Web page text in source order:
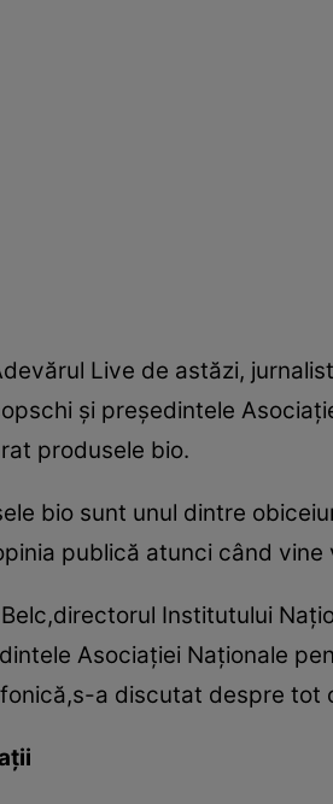
Live de astăzi,
şi preşedintele
produsele bio.
bio sunt unul dintre
publică atunci când
Institutului
Asociaţiei Naţionale
a discutat despre tot